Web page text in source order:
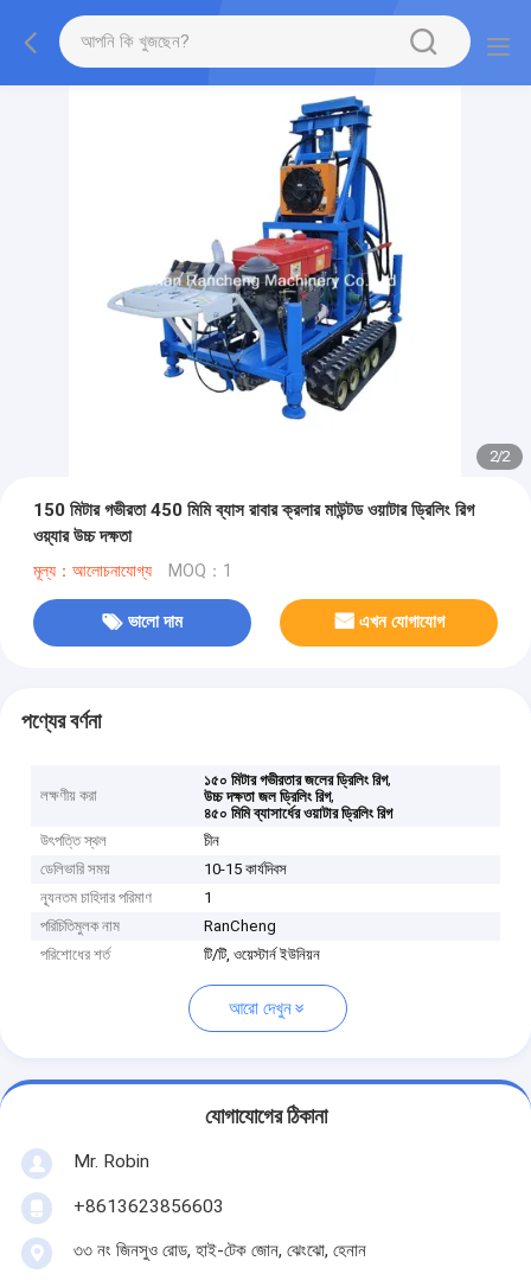
2/2
150 মিটার গভীরতা 450 মিমি ব্যাস রাবার ক্রলার মাউন্টড ওয়াটার ড্রিলিং রিগ
ওয়্যার উচ্চ দক্ষতা
মূল্য：আলোচনাযোগ্য MOQ：1
ভালো দাম এখন যোগাযোগ
পণ্যের বর্ণনা
লক্ষণীয় করা
১৫০ মিটার গভীরতার জলের ড্রিলিং রিগ,
উচ্চ দক্ষতা জল ড্রিলিং রিগ,
৪৫০ মিমি ব্যাসার্ধের ওয়াটার ড্রিলিং রিগ
উৎপত্তি স্থল
চীন
ডেলিভারি সময়
10-15 কার্যদিবস
ন্যূনতম চাহিদার পরিমাণ
1
পরিচিতিমুলক নাম
RanCheng
পরিশোধের শর্ত
টি/টি, ওয়েস্টার্ন ইউনিয়ন
আরো দেখুন
যোগাযোগের ঠিকানা
Mr. Robin
+8613623856603
৩৩ নং জিনসুও রোড, হাই-টেক জোন, ঝেংঝো, হেনান